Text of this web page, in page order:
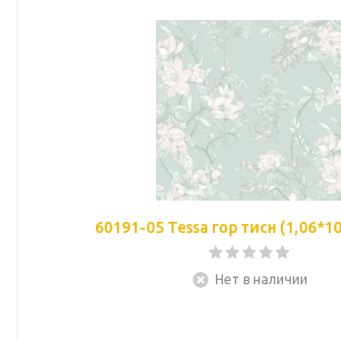
60191-05 Tessa гор тисн
Нет в наличии